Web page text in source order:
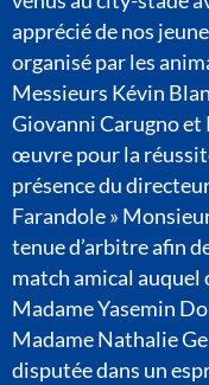
apprécié de nos
organisé par les
Messieurs Kévin
Giovanni Carugno
œuvre pour la
présence du
Farandole »
tenue d’arbitre afin
match amical auquel
Madame Yasemin
Madame Nathalie
disputée dans un